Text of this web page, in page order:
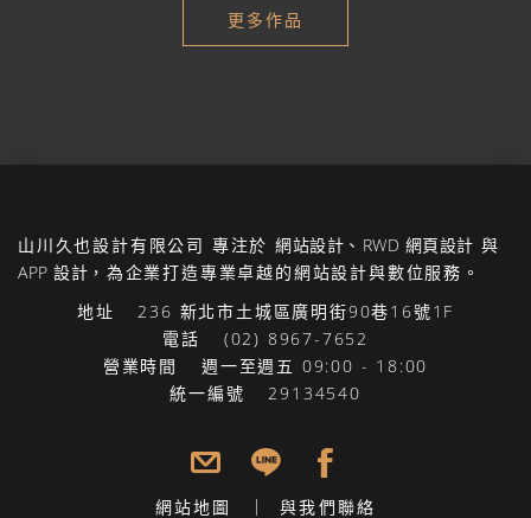
更多作品
山川久也設計有限公司 專注於網站設計 、 RWD 網頁設計 與
APP 設計 ，為企業打造專業卓越的網站設計與數位服務。
地址
236 新北市土城區廣明街90巷16號1F
電話
(02) 8967-7652
營業時間
週一至週五 09:00 - 18:00
統一編號
29134540
網站地圖 與我們聯絡